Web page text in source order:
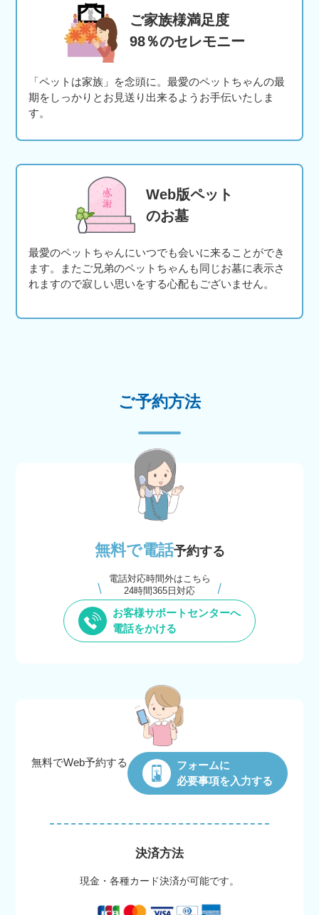
ご家族様満足度
98％のセレモニー
「ペットは家族」を念頭に。最愛のペットちゃんの最
期をしっかりとお見送り出来るようお手伝いたしま
す。
Web版ペット
のお墓
最愛のペットちゃんにいつでも会いに来ることができ
ます。またご兄弟のペットちゃんも同じお墓に表示さ
れますので寂しい思いをする心配もございません。
ご予約方法
無料で電話予約する
電話対応時間外はこちら
24時間365日対応
お客様サポートセンターへ
電話をかける
無料でWeb予約する
フォームに
必要事項を入力する
決済方法
現金・各種カード決済が可能です。